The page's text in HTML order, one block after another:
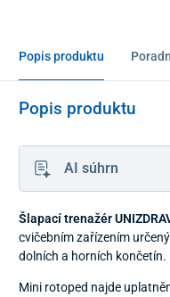
Popis produktu
Popis produktu
AI súhrn
Šlapací trenažér
cvičebním zařízením
dolních a horních končetín.
Mini rotoped najde